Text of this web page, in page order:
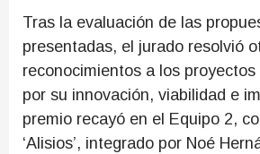
Tras la evaluación de las
presentadas, el jurado resolvió
reconocimientos a los
por su innovación, viabilidad e
premio recayó en el Equipo 2,
‘Alisios’, integrado por Noé